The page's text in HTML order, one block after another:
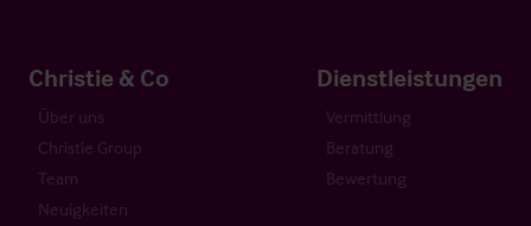
Christie & Co
Über uns
Christie Group
Team
Neuigkeiten
Dienstleistungen
Vermittlung
Beratung
Bewertung